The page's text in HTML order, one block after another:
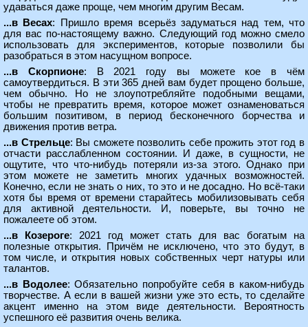
удаваться даже проще, чем многим другим Весам.
...в Весах: Пришло время всерьёз задуматься над тем, что
для вас по-настоящему важно. Следующий год можно смело
использовать для экспериментов, которые позволили бы
разобраться в этом насущном вопросе.
...в Скорпионе: В 2021 году вы можете кое в чём
самоутвердиться. В эти 365 дней вам будет прощено больше,
чем обычно. Но не злоупотребляйте подобными вещами,
чтобы не превратить время, которое может ознаменоваться
большим позитивом, в период бесконечного борчества и
движения против ветра.
...в Стрельце: Вы сможете позволить себе прожить этот год в
отчасти расслабленном состоянии. И даже, в сущности, не
ощутите, что что-нибудь потеряли из-за этого. Однако при
этом можете не заметить многих удачных возможностей.
Конечно, если не знать о них, то это и не досадно. Но всё-таки
хотя бы время от времени старайтесь мобилизовывать себя
для активной деятельности. И, поверьте, вы точно не
пожалеете об этом.
...в Козероге: 2021 год может стать для вас богатым на
полезные открытия. Причём не исключено, что это будут, в
том числе, и открытия новых собственных черт натуры или
талантов.
...в Водолее: Обязательно попробуйте себя в каком-нибудь
творчестве. А если в вашей жизни уже это есть, то сделайте
акцент именно на этом виде деятельности. Вероятность
успешного её развития очень велика.